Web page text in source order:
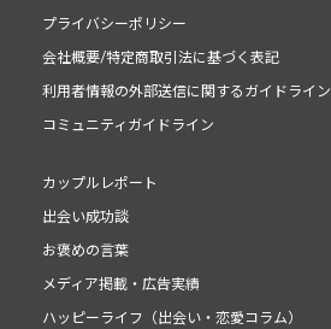
プライバシーポリシー
会社概要/特定商取引法に基づく表記
利用者情報の外部送信に関するガイドライン
コミュニティガイドライン
カップルレポート
出会い成功談
お褒めの言葉
メディア掲載・広告実績
ハッピーライフ（出会い・恋愛コラム）